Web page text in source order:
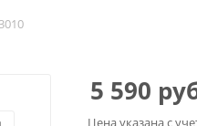
5 590
Цена указана с